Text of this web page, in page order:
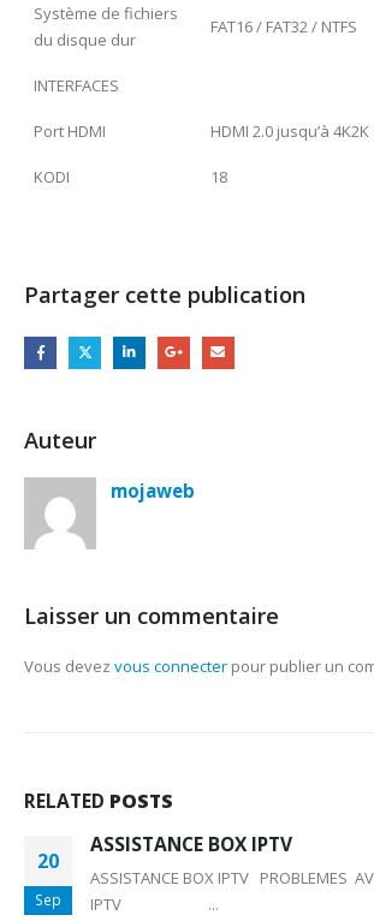
Système de fichiers
du disque dur
FAT16 / FAT32 / NTFS
INTERFACES
Port HDMI HDMI 2.0 jusqu’à
KODI 18
Partager cette publication
Auteur
mojaweb
Laisser un commentaire
Vous devez vous connecter pour publier un
RELATED POSTS
20
Sep
ASSISTANCE BOX IPTV
ASSISTANCE BOX IPTV PROBLEMES
IPTV ...